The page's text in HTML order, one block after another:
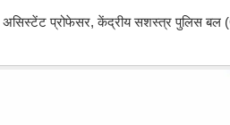
असिस्टेंट प्रोफेसर, केंद्रीय सशस्त्र पुलिस